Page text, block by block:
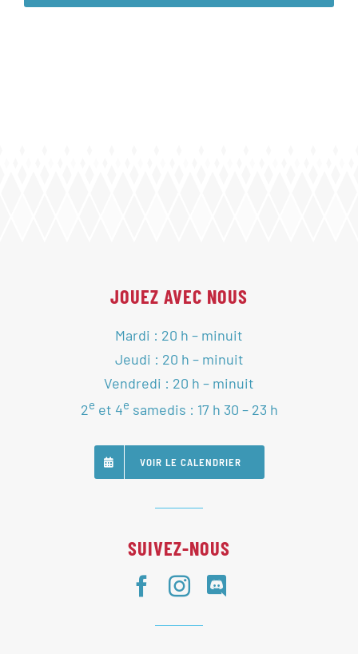
JOUEZ AVEC NOUS
Mardi : 20 h – minuit
Jeudi : 20 h – minuit
Vendredi : 20 h – minuit
2e et 4e samedis : 17 h 30 – 23 h
VOIR LE CALENDRIER
SUIVEZ-NOUS